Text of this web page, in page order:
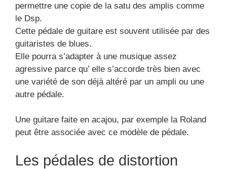
permettre une copie de la satu des amplis comme
le Dsp.
Cette pédale de guitare est souvent utilisée par des
guitaristes de blues.
Elle pourra s’adapter à une musique assez
agressive parce qu’ elle s’accorde très bien avec
une variété de son déjà altéré par un ampli ou une
autre pédale.
Une guitare faite en acajou, par exemple la Roland
peut être associée avec ce modèle de pédale.
Les pédales de distortion